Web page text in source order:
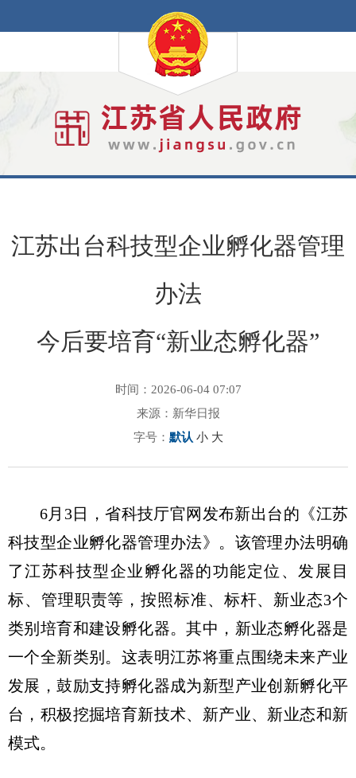
江苏出台科技型企业孵化器管理
办法
今后要培育“新业态孵化器”
时间：2026-06-04 07:07
来源：新华日报
字号： 默认 小 大
6月3日，省科技厅官网发布新出台的《江苏
科技型企业孵化器管理办法》。该管理办法明确
了江苏科技型企业孵化器的功能定位、发展目
标、管理职责等，按照标准、标杆、新业态3个
类别培育和建设孵化器。其中，新业态孵化器是
一个全新类别。这表明江苏将重点围绕未来产业
发展，鼓励支持孵化器成为新型产业创新孵化平
台，积极挖掘培育新技术、新产业、新业态和新
模式。